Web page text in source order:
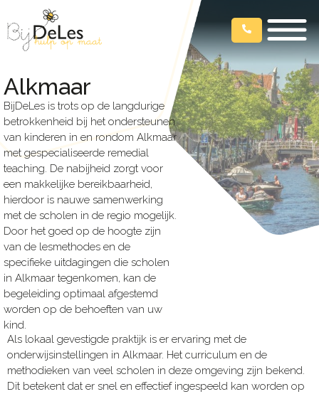
Alkmaar
BijDeLes is trots op de langdurige
betrokkenheid bij het ondersteunen
van kinderen in en rondom Alkmaar
met gespecialiseerde remedial
teaching. De nabijheid zorgt voor
een makkelijke bereikbaarheid,
hierdoor is nauwe samenwerking
met de scholen in de regio mogelijk.
Door het goed op de hoogte zijn
van de lesmethodes en de
specifieke uitdagingen die scholen
in Alkmaar tegenkomen, kan de
begeleiding optimaal afgestemd
worden op de behoeften van uw
kind.
Als lokaal gevestigde praktijk is er ervaring met de
onderwijsinstellingen in Alkmaar. Het curriculum en de
methodieken van veel scholen in deze omgeving zijn bekend.
Dit betekent dat er snel en effectief ingespeeld kan worden op